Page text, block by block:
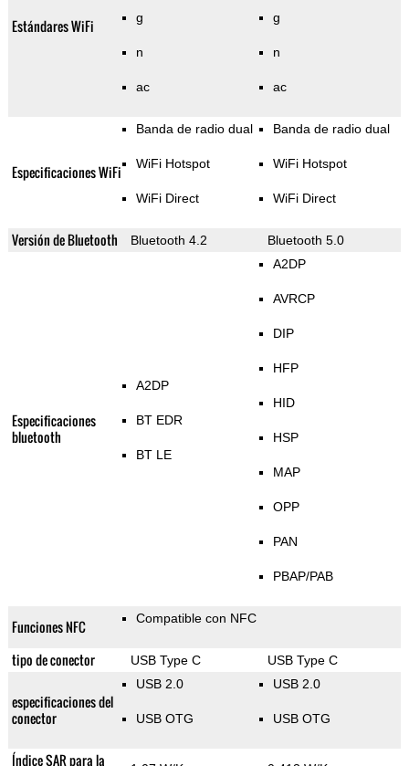
Estándares WiFi g
n
ac
g
n
ac
Especificaciones WiFi
Banda de radio dual
WiFi Hotspot
WiFi Direct
Banda de radio dual
WiFi Hotspot
WiFi Direct
Versión de Bluetooth Bluetooth 4.2 Bluetooth 5.0
Especificaciones
bluetooth
A2DP
BT EDR
BT LE
A2DP
AVRCP
DIP
HFP
HID
HSP
MAP
OPP
PAN
PBAP/PAB
Funciones NFC Compatible con NFC
tipo de conector USB Type C USB Type C
especificaciones del
conector
USB 2.0
USB OTG
USB 2.0
USB OTG
Índice SAR para la